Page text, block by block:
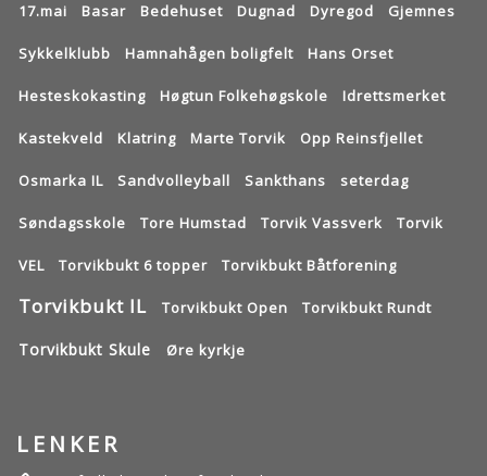
17.mai Basar Bedehuset Dugnad Dyregod Gjemnes
Sykkelklubb Hamnahågen boligfelt Hans Orset
Hesteskokasting Høgtun Folkehøgskole Idrettsmerket
Kastekveld Klatring Marte Torvik Opp Reinsfjellet
Osmarka IL Sandvolleyball Sankthans seterdag
Søndagsskole Tore Humstad Torvik Vassverk Torvik
VEL Torvikbukt 6 topper Torvikbukt Båtforening
Torvikbukt IL Torvikbukt Open Torvikbukt Rundt
Torvikbukt Skule Øre kyrkje
LENKER